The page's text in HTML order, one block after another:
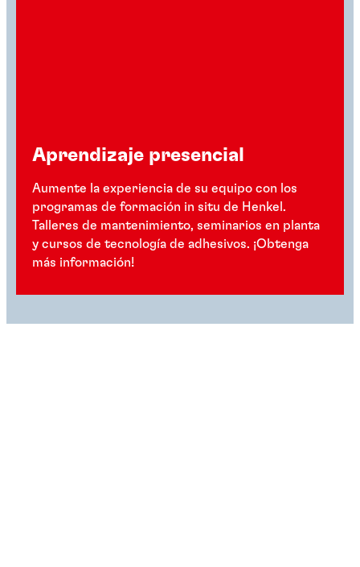
Aprendizaje presencial
Aumente la experiencia de su equipo con los
programas de formación in situ de Henkel.
Talleres de mantenimiento, seminarios en planta
y cursos de tecnología de adhesivos. ¡Obtenga
más información!